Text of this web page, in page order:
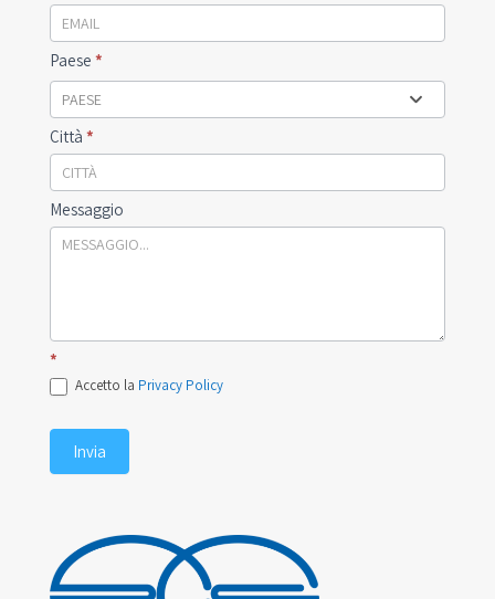
Paese *
PAESE
Città *
Messaggio
*
Accetto la Privacy Policy
Invia